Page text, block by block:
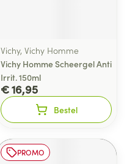
Vichy, Vichy Homme
Vichy Homme Scheergel Anti
Irrit. 150ml
€ 16,95
Bestel
PROMO